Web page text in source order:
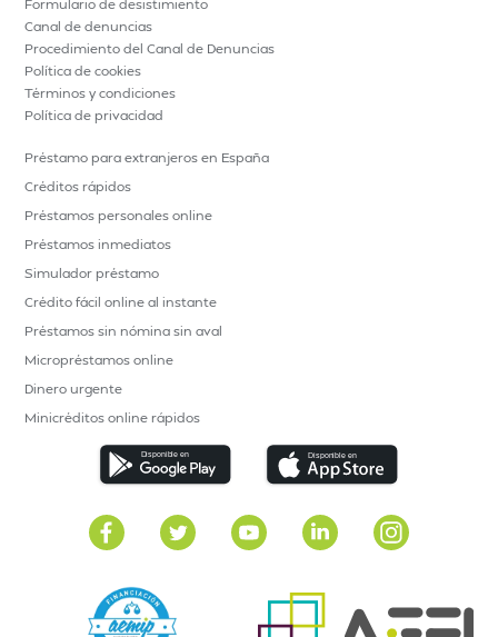
Formulario de desistimiento
Canal de denuncias
Procedimiento del Canal de Denuncias
Política de cookies
Términos y condiciones
Política de privacidad
Préstamo para extranjeros en España
Créditos rápidos
Préstamos personales online
Préstamos inmediatos
Simulador préstamo
Crédito fácil online al instante
Préstamos sin nómina sin aval
Micropréstamos online
Dinero urgente
Minicréditos online rápidos